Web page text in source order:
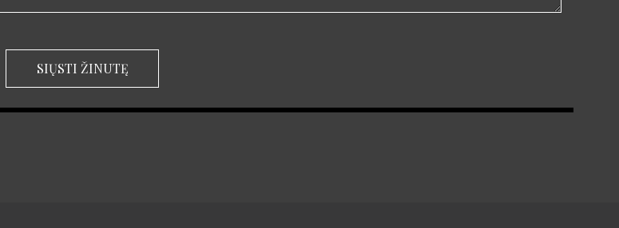
SIŲSTI ŽINUTĘ